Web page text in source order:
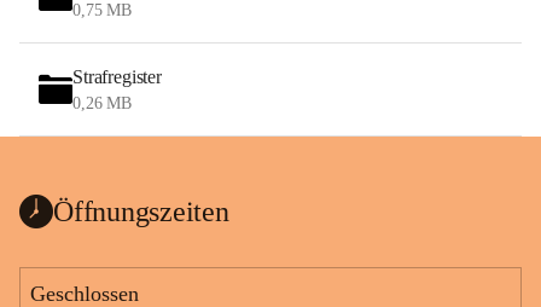
0,75 MB
Strafregister
0,26 MB
Öffnungszeiten
Geschlossen